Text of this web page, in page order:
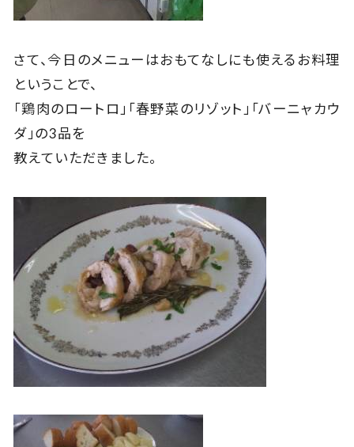
さて、今日のメニューはおもてなしにも使えるお料理
ということで、
「鶏肉のロートロ」「春野菜のリゾット」「バーニャカウ
ダ」の3品を
教えていただきました。